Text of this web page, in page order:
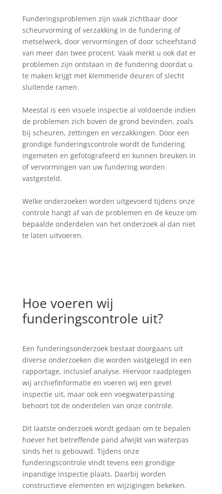
Funderingsproblemen zijn vaak zichtbaar door
scheurvorming of verzakking in de fundering of
metselwerk, door vervormingen of door scheefstand
van meer dan twee procent. Vaak merkt u ook dat er
problemen zijn ontstaan in de fundering doordat u
te maken krijgt met klemmende deuren of slecht
sluitende ramen.
Meestal is een visuele inspectie al voldoende indien
de problemen zich boven de grond bevinden, zoals
bij scheuren, zettingen en verzakkingen. Door een
grondige funderingscontrole wordt de fundering
ingemeten en gefotografeerd en kunnen breuken in
of vervormingen van uw fundering worden
vastgesteld.
Welke onderzoeken worden uitgevoerd tijdens onze
controle hangt af van de problemen en de keuze om
bepaalde onderdelen van het onderzoek al dan niet
te laten uitvoeren.
Hoe voeren wij
funderingscontrole uit?
Een funderingsonderzoek bestaat doorgaans uit
diverse onderzoeken die worden vastgelegd in een
rapportage, inclusief analyse. Hiervoor raadplegen
wij archiefinformatie en voeren wij een gevel
inspectie uit, maar ook een voegwaterpassing
behoort tot de onderdelen van onze controle.
Dit laatste onderzoek wordt gedaan om te bepalen
hoever het betreffende pand afwijkt van waterpas
sinds het is gebouwd. Tijdens onze
funderingscontrole vindt tevens een grondige
inpandige inspectie plaats. Daarbij worden
constructieve elementen en wijzigingen bekeken.